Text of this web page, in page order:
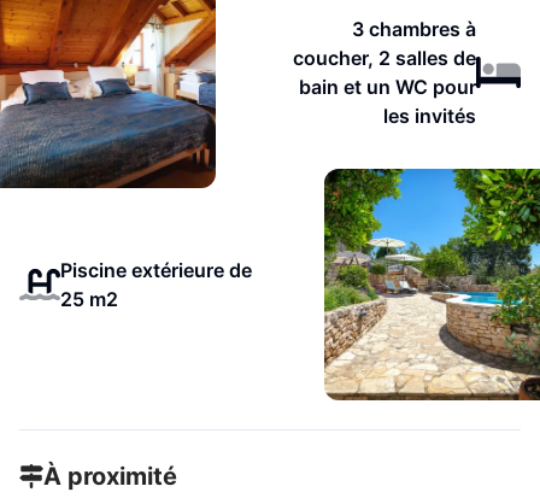
3 chambres à
coucher, 2 salles de
bain et un WC pour
les invités
Piscine extérieure de
25 m2
À proximité